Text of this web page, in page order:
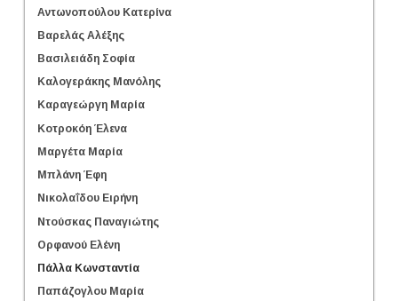
Αντωνοπούλου Κατερίνα
Βαρελάς Αλέξης
Βασιλειάδη Σοφία
Καλογεράκης Μανόλης
Καραγεώργη Μαρία
Κοτροκόη Έλενα
Μαργέτα Μαρία
Μπλάνη Έφη
Νικολαΐδου Ειρήνη
Ντούσκας Παναγιώτης
Ορφανού Ελένη
Πάλλα Κωνσταντία
Παπάζογλου Μαρία